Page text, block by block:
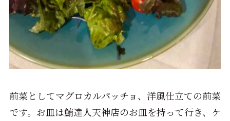
前菜としてマグロカルパッチョ、洋風仕立ての前菜
です。お皿は鮪達人天神店のお皿を持って行き、ケ